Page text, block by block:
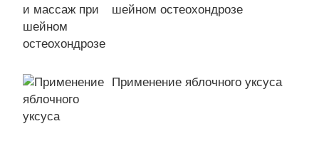
шейном остеохондрозе
Применение яблочного уксуса